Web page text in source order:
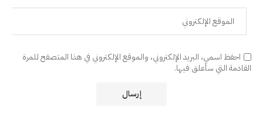
احفظ اسمي، البريد الإلكتروني، والموقع الإلكتروني في هذا المتصفح للمرة
القادمة التي سأعلق فيها.